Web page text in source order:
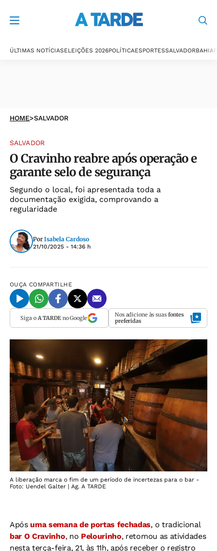
ÚLTIMAS NOTÍCIASELEIÇÕES 2026POLÍTICAESPORTESSALVADORBAHIA
HOME>SALVADOR
SALVADOR
O Cravinho reabre após operação e
garante selo de segurança
Segundo o local, foi apresentada toda a
documentação exigida, comprovando a
regularidade
Por Isabela Cardoso
21/10/2025 - 14:36 h
OUÇA COMPARTILHE
Siga o A TARDEno Google Nos adicione às suas fontes
preferidas
A liberação marca o fim de um período de incertezas para o bar -
Foto: Uendel Galter | Ag. A TARDE
Após uma semana de portas fechadas, o tradicional
bar O Cravinho, no Pelourinho, retomou as atividades
nesta terça-feira, 21, às 11h, após receber o registro